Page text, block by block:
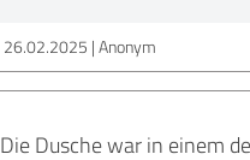
26.02.2025 Anonym
Die Dusche war in einem